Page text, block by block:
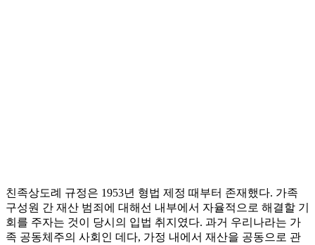
친족상도례 규정은 1953년 형법 제정 때부터 존재했다. 가족
구성원 간 재산 범죄에 대해선 내부에서 자율적으로 해결할 기
회를 주자는 것이 당시의 입법 취지였다. 과거 우리나라는 가
족 공동체주의 사회인 데다, 가정 내에서 재산을 공동으로 관